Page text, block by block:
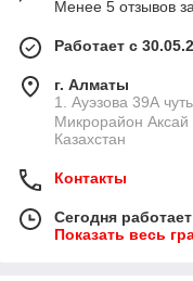
Менее 5 отзывов
Работает с
г. Алматы
1. Ауэзова 39А чуть ниже
Микрорайон
Казахстан
Контакты
Сегодня
Показать весь